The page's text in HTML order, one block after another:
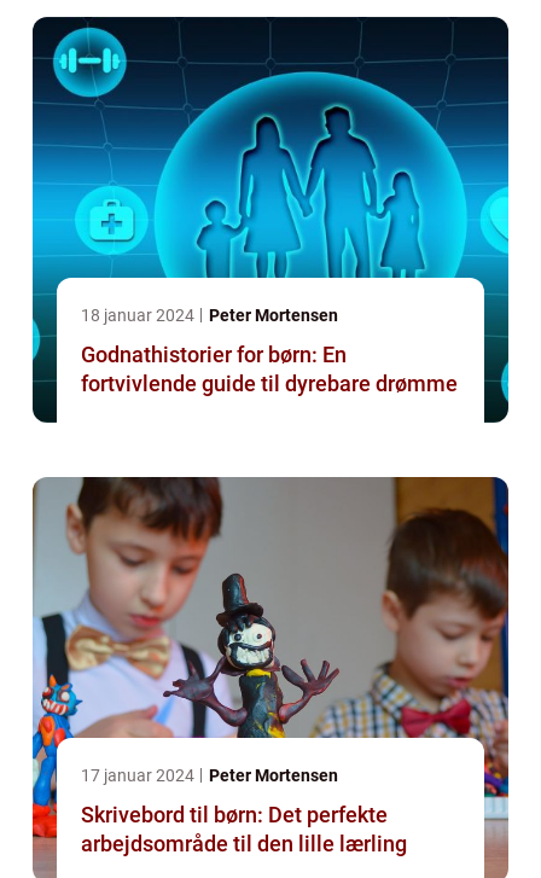
18 januar 2024 Peter Mortensen
Godnathistorier for børn: En
fortvivlende guide til dyrebare drømme
17 januar 2024 Peter Mortensen
Skrivebord til børn: Det perfekte
arbejdsområde til den lille lærling